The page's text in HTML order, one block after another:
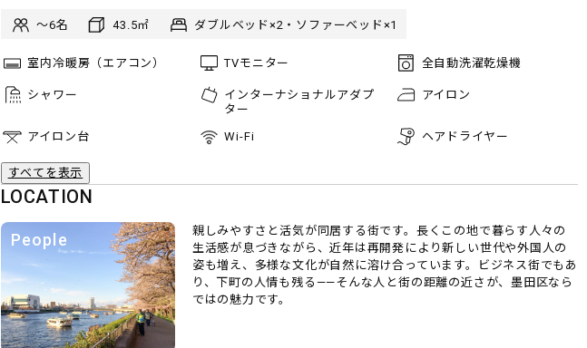
〜6 43.5 ダブルベッド×2・ソファーベッド×1
室内冷暖房（エアコン） TVモニター 全自動洗濯乾燥機
シャワー
インターナショナルアダプ
ター
アイロン
アイロン台 Wi-Fi ヘアドライヤー
すべてを表示
LOCATION
People
親しみやすさと活気が同居する街です。長くこの地で暮らす人々の
生活感が息づきながら、近年は再開発により新しい世代や外国人の
姿も増え、多様な文化が自然に溶け合っています。ビジネス街でもあ
り、下町の人情も残る——そんな人と街の距離の近さが、墨田区なら
ではの魅力です。